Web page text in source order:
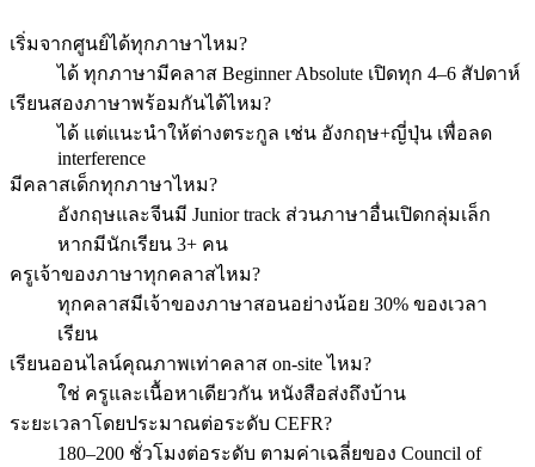
เริ่มจากศูนย์ได้ทุกภาษาไหม?
ได้ ทุกภาษามีคลาส Beginner Absolute เปิดทุก 4–6 สัปดาห์
เรียนสองภาษาพร้อมกันได้ไหม?
ได้ แต่แนะนำให้ต่างตระกูล เช่น อังกฤษ+ญี่ปุ่น เพื่อลด
interference
มีคลาสเด็กทุกภาษาไหม?
อังกฤษและจีนมี Junior track ส่วนภาษาอื่นเปิดกลุ่มเล็ก
หากมีนักเรียน 3+ คน
ครูเจ้าของภาษาทุกคลาสไหม?
ทุกคลาสมีเจ้าของภาษาสอนอย่างน้อย 30% ของเวลา
เรียน
เรียนออนไลน์คุณภาพเท่าคลาส on-site ไหม?
ใช่ ครูและเนื้อหาเดียวกัน หนังสือส่งถึงบ้าน
ระยะเวลาโดยประมาณต่อระดับ CEFR?
180–200 ชั่วโมงต่อระดับ ตามค่าเฉลี่ยของ Council of